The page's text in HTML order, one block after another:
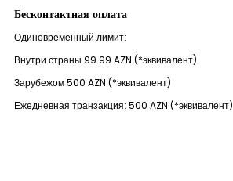
Бесконтактная оплата
Одиновременный лимит:
Внутри страны 99.99 AZN (*эквивалент)
Зарубежом 500 AZN (*эквивалент)
Ежедневная транзакция: 500 AZN (*эквивалент)